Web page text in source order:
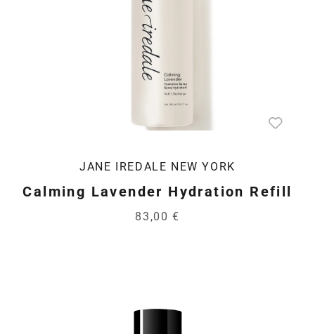
JANE IREDALE NEW YORK
Calming Lavender Hydration Refill
83,00 €